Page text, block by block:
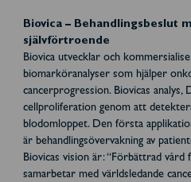
Biovica – Behandlingsbeslut
självförtroende
Biovica utvecklar och
biomarköranalyser som hjälper
cancerprogression. Biovicas analys,
cellproliferation genom att
blodomloppet. Den första
är behandlingsövervakning av
Biovicas vision är: “Förbättrad vård
samarbetar med världsledande